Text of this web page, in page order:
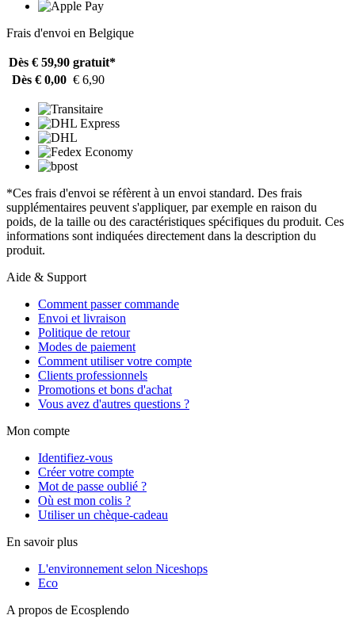
Frais d'envoi en Belgique
Dès € 59,90 gratuit*
Dès € 0,00 € 6,90
*Ces frais d'envoi se réfèrent à un envoi standard. Des frais
supplémentaires peuvent s'appliquer, par exemple en raison du
poids, de la taille ou des caractéristiques spécifiques du produit. Ces
informations sont indiquées directement dans la description du
produit.
Aide & Support
Comment passer commande
Envoi et livraison
Politique de retour
Modes de paiement
Comment utiliser votre compte
Clients professionnels
Promotions et bons d'achat
Vous avez d'autres questions ?
Mon compte
Identifiez-vous
Créer votre compte
Mot de passe oublié ?
Où est mon colis ?
Utiliser un chèque-cadeau
En savoir plus
L'environnement selon Niceshops
Eco
A propos de Ecosplendo